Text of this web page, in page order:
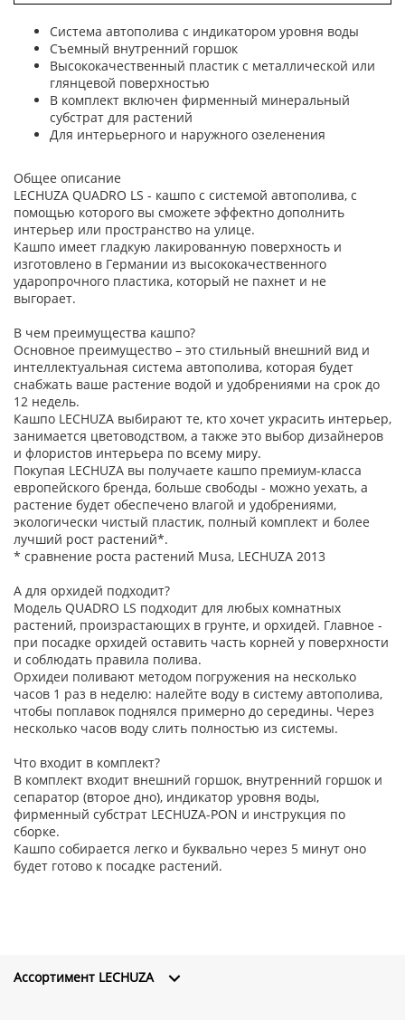
Система автополива с индикатором уровня воды
Съемный внутренний горшок
Высококачественный пластик с металлической или
глянцевой поверхностью
В комплект включен фирменный минеральный
субстрат для растений
Для интерьерного и наружного озеленения
Общее описание
LECHUZA QUADRO LS - кашпо с системой автополива, с
помощью которого вы сможете эффектно дополнить
интерьер или пространство на улице.
Кашпо имеет гладкую лакированную поверхность и
изготовлено в Германии из высококачественного
ударопрочного пластика, который не пахнет и не
выгорает.
В чем преимущества кашпо?
Основное преимущество – это стильный внешний вид и
интеллектуальная система автополива, которая будет
снабжать ваше растение водой и удобрениями на срок до
12 недель.
Кашпо LECHUZA выбирают те, кто хочет украсить интерьер,
занимается цветоводством, а также это выбор дизайнеров
и флористов интерьера по всему миру.
Покупая LECHUZA вы получаете кашпо премиум-класса
европейского бренда, больше свободы - можно уехать, а
растение будет обеспечено влагой и удобрениями,
экологически чистый пластик, полный комплект и более
лучший рост растений*.
* сравнение роста растений Musa, LECHUZA 2013
А для орхидей подходит?
Модель QUADRO LS подходит для любых комнатных
растений, произрастающих в грунте, и орхидей. Главное -
при посадке орхидей оставить часть корней у поверхности
и соблюдать правила полива.
Орхидеи поливают методом погружения на несколько
часов 1 раз в неделю: налейте воду в систему автополива,
чтобы поплавок поднялся примерно до середины. Через
несколько часов воду слить полностью из системы.
Что входит в комплект?
В комплект входит внешний горшок, внутренний горшок и
сепаратор (второе дно), индикатор уровня воды,
фирменный субстрат LECHUZA-PON и инструкция по
сборке.
Кашпо собирается легко и буквально через 5 минут оно
будет готово к посадке растений.
Ассортимент LECHUZA